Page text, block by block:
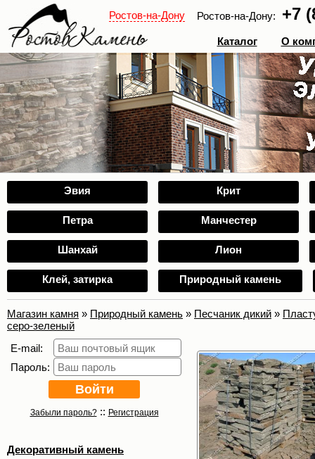
Ростов-на-Дону Ростов-на-Дону: +7
Каталог О
Эвия Крит
Петра Манчестер
Шанхай Лион
Клей, затирка Природный камень
Магазин камня » Природный камень » Песчаник дикий »
серо-зеленый
E-mail:
Пароль:
Забыли пароль?:: Регистрация
Декоративный камень